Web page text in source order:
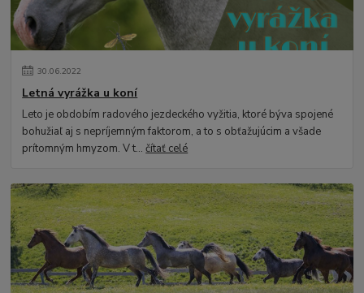
30.06.2022
Letná vyrážka u koní
Leto je obdobím radového jezdeckého vyžitia, ktoré býva spojené
bohužiaľ aj s nepríjemným faktorom, a to s obťažujúcim a všade
prítomným hmyzom. V t...čítať celé